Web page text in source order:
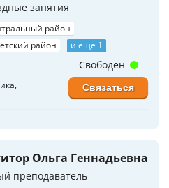
занятия
район
район
и еще 1
Свободен
Связаться
Ольга Геннадьевна
преподаватель